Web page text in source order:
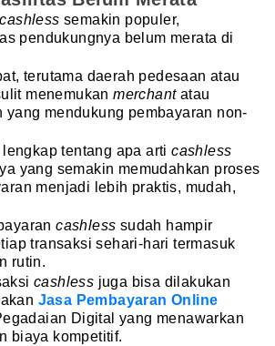
cashless semakin populer,
pendukungnya belum merata di
terutama daerah pedesaan atau
menemukanmerchantatau
yang mendukung pembayaran non-
lengkap tentang apa articashless
yang semakin memudahkan proses
menjadi lebih praktis, mudah,
cashless sudah hampir
transaksi sehari-hari termasuk
rutin.
cashless juga bisa dilakukan
Jasa Pembayaran Online
Digital yang menawarkan
biaya kompetitif.